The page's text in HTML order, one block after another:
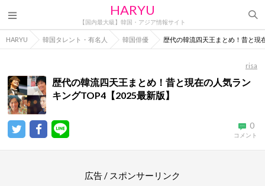
HARYU
【国内最大級】韓国・アジア情報サイト
HARYU 韓国タレント・有名人 韓国俳優 歴代の韓流四天王まとめ！昔と現
risa
歴代の韓流四天王まとめ！昔と現在の人気ラン
キングTOP4【2025最新版】
0
コメント
広告 / スポンサーリンク